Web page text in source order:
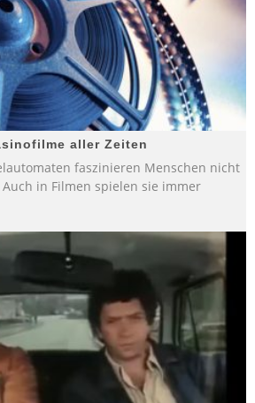
aller Zeiten
faszinieren Menschen nicht
in Filmen spielen sie immer